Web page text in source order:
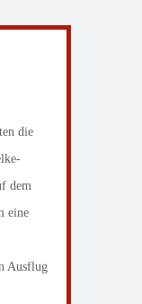
die
dem
eine
Ausflug